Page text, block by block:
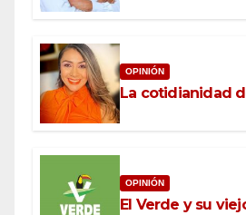
OPINIÓN
La cotidianidad
OPINIÓN
El Verde y su